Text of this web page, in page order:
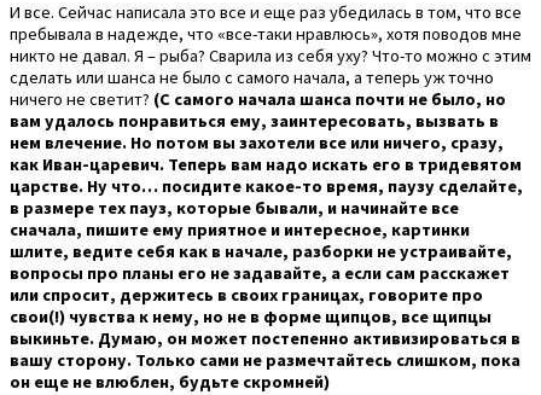
И все. Сейчас написала это все и еще раз убедилась в том, что все
пребывала в надежде, что «все-таки нравлюсь», хотя поводов мне
никто не давал. Я – рыба? Сварила из себя уху? Что-то можно с этим
сделать или шанса не было с самого начала, а теперь уж точно
ничего не светит? (С самого начала шанса почти не было, но
вам удалось понравиться ему, заинтересовать, вызвать в
нем влечение. Но потом вы захотели все или ничего, сразу,
как Иван-царевич. Теперь вам надо искать его в тридевятом
царстве. Ну что… посидите какое-то время, паузу сделайте,
в размере тех пауз, которые бывали, и начинайте все
сначала, пишите ему приятное и интересное, картинки
шлите, ведите себя как в начале, разборки не устраивайте,
вопросы про планы его не задавайте, а если сам расскажет
или спросит, держитесь в своих границах, говорите про
свои(!) чувства к нему, но не в форме щипцов, все щипцы
выкиньте. Думаю, он может постепенно активизироваться в
вашу сторону. Только сами не размечтайтесь слишком, пока
он еще не влюблен, будьте скромней)